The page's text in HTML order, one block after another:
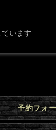
予約フォ